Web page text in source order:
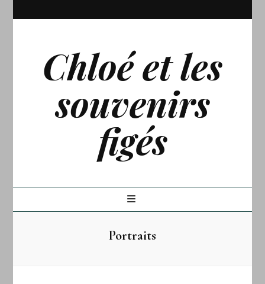
Chloé et les
souvenirs
figés
Portraits